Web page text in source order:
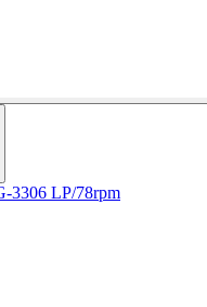
3306 LP/78rpm